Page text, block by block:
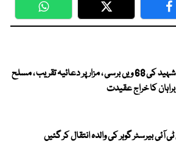
WhatsApp Twitter
میجر طفیل شہید کی 68 ویں برسی ، مزار پر دعائیہ تقریب ، مسلح
کا خراج عقیدت
آئی بیرسٹر گوہر کی والدہ انتقال کر گئیں